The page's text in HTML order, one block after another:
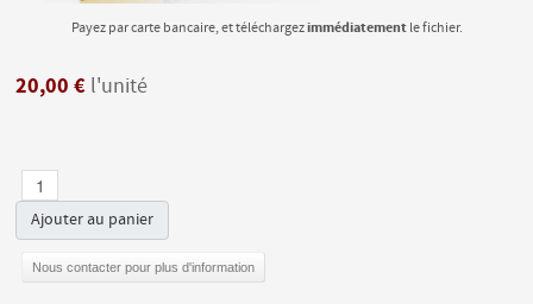
Payez par carte bancaire, et téléchargezimmédiatementle fichier.
20,00 € l'unité
Ajouter au panier
Nous contacter pour plus d'information